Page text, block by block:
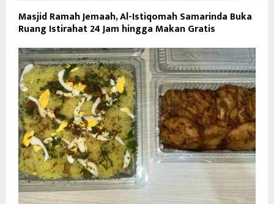
Masjid Ramah Jemaah, Al-Istiqomah Samarinda Buka
Ruang Istirahat 24 Jam hingga Makan Gratis